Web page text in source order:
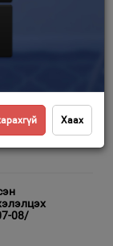
арга
УИХ-ын
08/
Хаах